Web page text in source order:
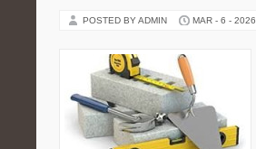
POSTED BY ADMIN MAR - 6 - 2026